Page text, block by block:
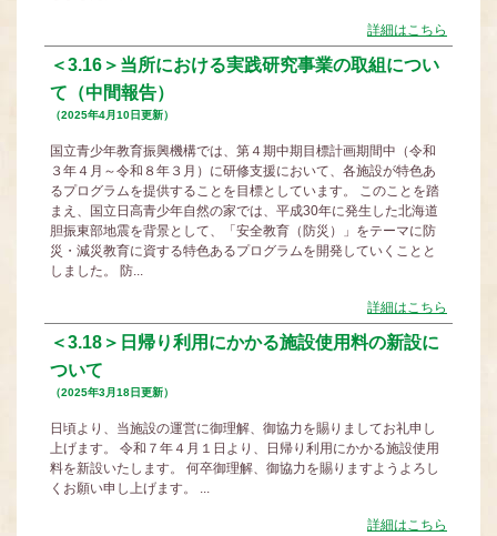
詳細はこちら
＜3.16＞当所における実践研究事業の取組につい
て（中間報告）
（2025年4月10日更新）
国立青少年教育振興機構では、第４期中期目標計画期間中（令和
３年４月～令和８年３月）に研修支援において、各施設が特色あ
るプログラムを提供することを目標としています。 このことを踏
まえ、国立日高青少年自然の家では、平成30年に発生した北海道
胆振東部地震を背景として、「安全教育（防災）」をテーマに防
災・減災教育に資する特色あるプログラムを開発していくことと
しました。 防...
詳細はこちら
＜3.18＞日帰り利用にかかる施設使用料の新設に
ついて
（2025年3月18日更新）
日頃より、当施設の運営に御理解、御協力を賜りましてお礼申し
上げます。 令和７年４月１日より、日帰り利用にかかる施設使用
料を新設いたします。 何卒御理解、御協力を賜りますようよろし
くお願い申し上げます。 ...
詳細はこちら